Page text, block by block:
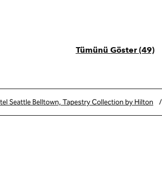
Tümünü Göster (49)
Seattle Belltown, Tapestry Collection by Hilton /